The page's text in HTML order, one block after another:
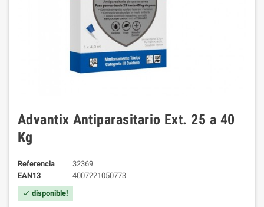
Advantix Antiparasitario Ext. 25 a 40
Kg
Referencia
32369
EAN13
4007221050773
check disponible!